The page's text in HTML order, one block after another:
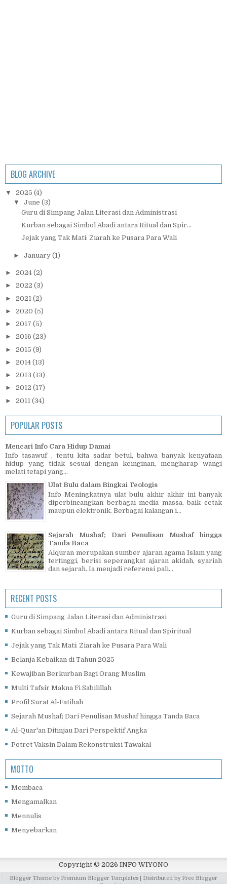
BLOG ARCHIVE
▼ 2025 (4)
▼ June (3)
Guru di Simpang Jalan Literasi dan Administrasi
Kurban sebagai Simbol Abadi antara Ritual dan Spir...
Jejak yang Tak Mati: Ziarah ke Pusara Para Wali
► January (1)
► 2024 (2)
► 2022 (3)
► 2021 (2)
► 2020 (5)
► 2017 (5)
► 2016 (23)
► 2015 (9)
► 2014 (13)
► 2013 (13)
► 2012 (17)
► 2011 (34)
POPULAR POSTS
Mencari Info Cara Hidup Damai
Info tasawuf , tentu kita sadar betul, bahwa banyak kenyataan
hidup yang tidak sesuai dengan keinginan, mengharap wangi
melati tetapi yang...
Ulat Bulu dalam Bingkai Teologis
Info Meningkatnya ulat bulu akhir akhir ini banyak
diperbincangkan berbagai media massa, baik cetak
maupun elektronik. Berbagai kalangan i...
Sejarah Mushaf; Dari Penulisan Mushaf hingga
Tanda Baca
Alquran merupakan sumber ajaran agama Islam yang
tertinggi, berisi seperangkat ajaran akidah, syariah
dan sejarah. Ia menjadi referensi pali...
RECENT POSTS
Guru di Simpang Jalan Literasi dan Administrasi
Kurban sebagai Simbol Abadi antara Ritual dan Spiritual
Jejak yang Tak Mati: Ziarah ke Pusara Para Wali
Belanja Kebaikan di Tahun 2025
Kewajiban Berkurban Bagi Orang Muslim
Multi Tafsir Makna Fi Sabilillah
Profil Surat Al-Fatihah
Sejarah Mushaf; Dari Penulisan Mushaf hingga Tanda Baca
Al-Quar'an Ditinjau Dari Perspektif Angka
Potret Vaksin Dalam Rekonstruksi Tawakal
MOTTO
Membaca
Mengamalkan
Mennulis
Menyebarkan
Copyright © 2026 INFO WIYONO
Blogger Theme by Premium Blogger Templates | Distributed by Free Blogger